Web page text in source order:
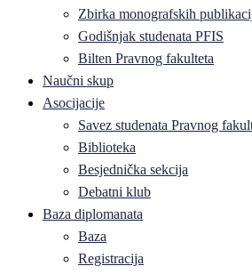
Zbirka monografskih
Godišnjak studenata PFIS
Bilten Pravnog fakulteta
Naučni skup
Asocijacije
Savez studenata Pravnog
Biblioteka
Besjednička sekcija
Debatni klub
Baza diplomanata
Baza
Registracija